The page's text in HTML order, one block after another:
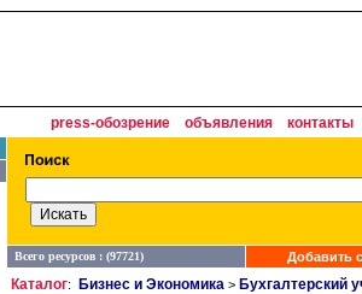
press-обозрение объявления контакты
Всего ресурсов : (97721) Добавить
Каталог: Бизнес и Экономика > Бухгалтерский